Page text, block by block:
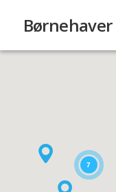
Børnehaver
7